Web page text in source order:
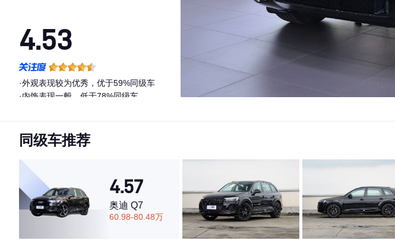
4.53
·外观表现较为优秀，优于59%同级车
·内饰表现一般，低于78%同级车
同级车推荐
4.57
奥迪 Q7
60.98-80.48万